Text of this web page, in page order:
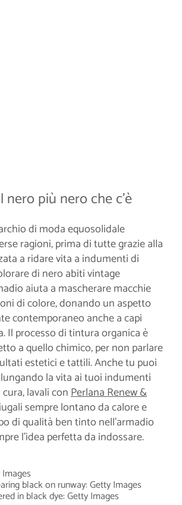
nero più nero che c’è
di moda equosolidale
ragioni, prima di tutte grazie alla
a ridare vita a indumenti di
di nero abiti vintage
aiuta a mascherare macchie
di colore, donando un aspetto
contemporaneo anche a capi
Il processo di tintura organica è
a quello chimico, per non parlare
estetici e tattili. Anche tu puoi
la vita ai tuoi indumenti
lavali conPerlana Renew &
sempre lontano da calore e
di qualità ben tinto nell’armadio
l’idea perfetta da indossare.
black on runway: Getty Images
in black dye: Getty Images